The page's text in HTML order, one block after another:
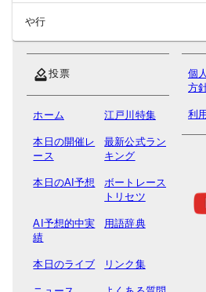
や行
投票
ホーム 江戸川特集
本日の開催レ
ース
最新公式ラン
キング
本日のAI予想
ボートレース
トリセツ
AI予想的中実
績
用語辞典
本日のライブ リンク集
個
方
利